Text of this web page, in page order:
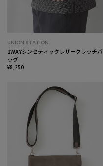
UNION STATION
2WAYシンセティックレザークラッチバ
ッグ
¥8,250